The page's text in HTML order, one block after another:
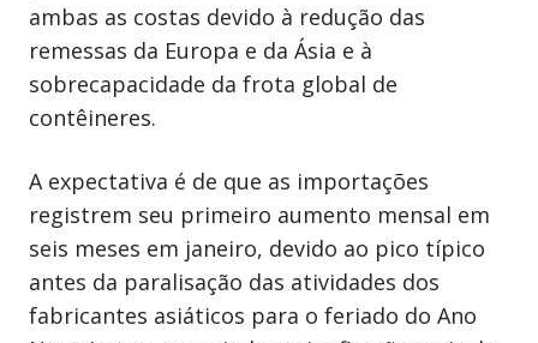
ambas as costas devido à redução das
remessas da Europa e da Ásia e à
sobrecapacidade da frota global de
contêineres.
A expectativa é de que as importações
registrem seu primeiro aumento mensal em
seis meses em janeiro, devido ao pico típico
antes da paralisação das atividades dos
fabricantes asiáticos para o feriado do Ano